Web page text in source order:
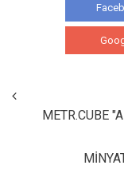
METR.CUBE